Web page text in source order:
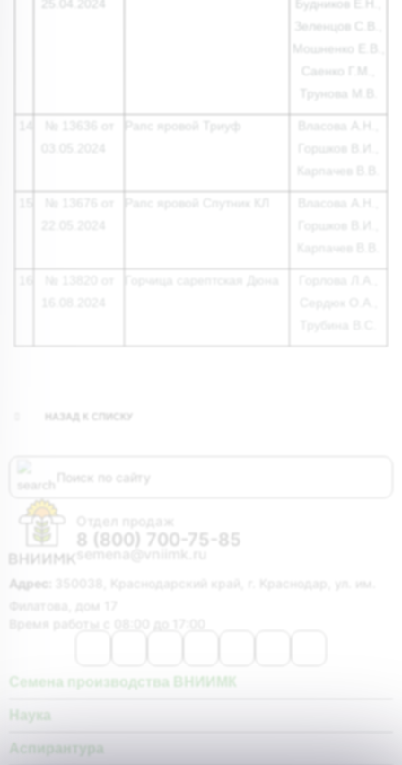
Будников Е.Н.,
Зеленцов С.В.,
Мошненко Е.В.,
Саенко Г.М.,
Трунова М.В.
Рапс яровой Триуф
Горшков В.И.,
Рапс яровой Спутник КЛ
Горшков В.И.,
НАЗАД К СПИСКУ
Отдел продаж
8 (800) 700-75-85
Адрес:
Семена производства ВНИИМК
Наука
Аспирантура